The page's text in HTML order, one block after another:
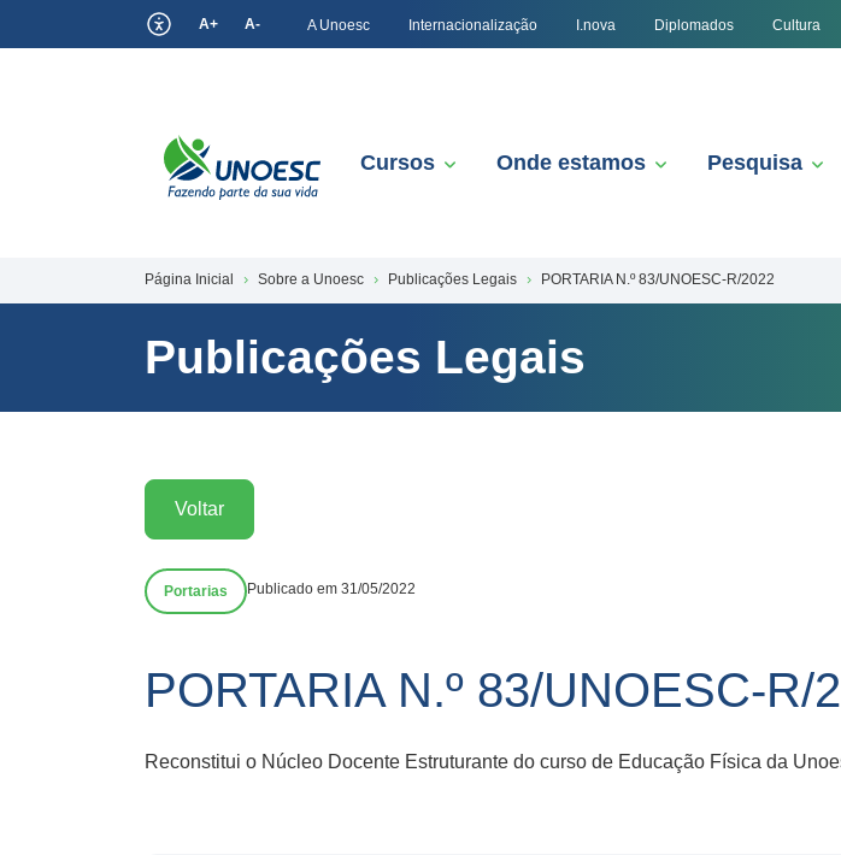
A+ A- A Unoesc Internacionalização I.nova Diplomados Cultura
Cursos Onde estamos Pesquisa
Página Inicial Sobre a Unoesc Publicações Legais PORTARIA N.º 83/UNOESC-R/2022
Publicações Legais
Voltar
Portarias Publicado em 31/05/2022
PORTARIA N.º 83/UNOESC-R/
Reconstitui o Núcleo Docente Estruturante do curso de Educação Física da